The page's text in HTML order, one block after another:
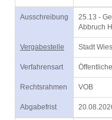
Ausschreibung
25.13 -
Abbruch
Vergabestelle Stadt
Verfahrensart
Rechtsrahmen VOB
Abgabefrist